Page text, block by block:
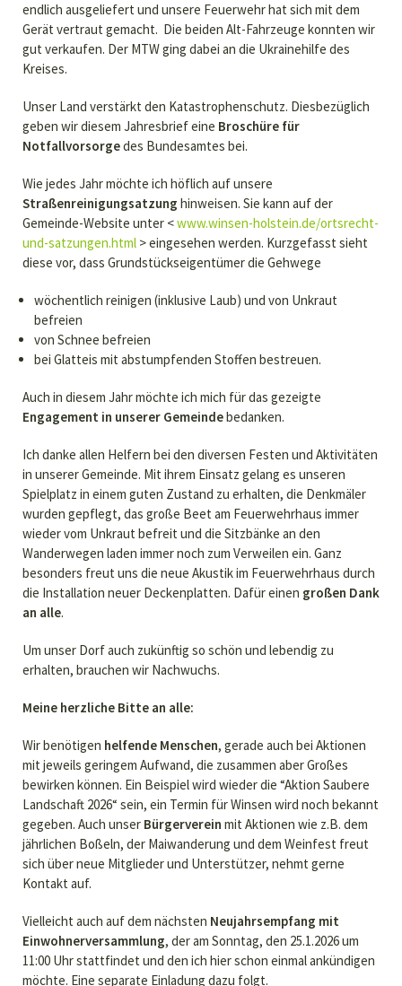
endlich ausgeliefert und unsere Feuerwehr hat sich mit dem
Gerät vertraut gemacht. Die beiden Alt-Fahrzeuge konnten wir
gut verkaufen. Der MTW ging dabei an die Ukrainehilfe des
Kreises.
Unser Land verstärkt den Katastrophenschutz. Diesbezüglich
geben wir diesem Jahresbrief eine Broschüre für
Notfallvorsorgedes Bundesamtes bei.
Wie jedes Jahr möchte ich höflich auf unsere
Straßenreinigungsatzung hinweisen. Sie kann auf der
Gemeinde-Website unter <www.winsen-holstein.de/ortsrecht-
und-satzungen.html > eingesehen werden. Kurzgefasst sieht
diese vor, dass Grundstückseigentümer die Gehwege
wöchentlich reinigen (inklusive Laub) und von Unkraut
befreien
von Schnee befreien
bei Glatteis mit abstumpfenden Stoffen bestreuen.
Auch in diesem Jahr möchte ich mich für das gezeigte
Engagement in unserer Gemeindebedanken.
Ich danke allen Helfern bei den diversen Festen und Aktivitäten
in unserer Gemeinde. Mit ihrem Einsatz gelang es unseren
Spielplatz in einem guten Zustand zu erhalten, die Denkmäler
wurden gepflegt, das große Beet am Feuerwehrhaus immer
wieder vom Unkraut befreit und die Sitzbänke an den
Wanderwegen laden immer noch zum Verweilen ein. Ganz
besonders freut uns die neue Akustik im Feuerwehrhaus durch
die Installation neuer Deckenplatten. Dafür einen großen Dank
an alle.
Um unser Dorf auch zukünftig so schön und lebendig zu
erhalten, brauchen wir Nachwuchs.
Meine herzliche Bitte an alle:
Wir benötigen helfende Menschen, gerade auch bei Aktionen
mit jeweils geringem Aufwand, die zusammen aber Großes
bewirken können. Ein Beispiel wird wieder die “Aktion Saubere
Landschaft 2026“ sein, ein Termin für Winsen wird noch bekannt
gegeben. Auch unser Bürgerverein mit Aktionen wie z.B. dem
jährlichen Boßeln, der Maiwanderung und dem Weinfest freut
sich über neue Mitglieder und Unterstützer, nehmt gerne
Kontakt auf.
Vielleicht auch auf dem nächsten Neujahrsempfang mit
Einwohnerversammlung, der am Sonntag, den 25.1.2026 um
11:00 Uhr stattfindet und den ich hier schon einmal ankündigen
möchte. Eine separate Einladung dazu folgt.